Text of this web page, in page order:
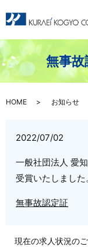
無事
HOME お知らせ
2022/07/02
一般社団法人 愛
受賞いたしました
無事故認定証
現在の求人状況の